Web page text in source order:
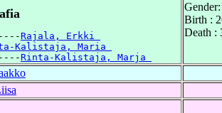
Rajala, Erkki
Kalistaja, Maria
Rinta-Kalistaja, Marja
Birth :
Death :